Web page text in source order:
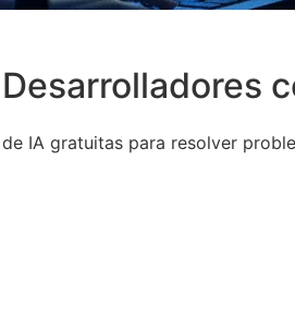
IA gratuitas para resolver